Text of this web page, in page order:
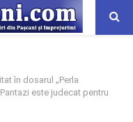
în dosarul „Perla
este judecat pentru